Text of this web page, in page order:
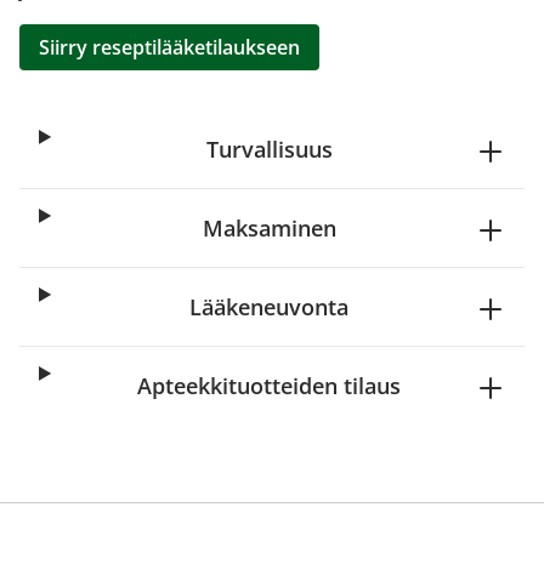
Siirry reseptilääketilaukseen
Turvallisuus
Maksaminen
Lääkeneuvonta
Apteekkituotteiden tilaus